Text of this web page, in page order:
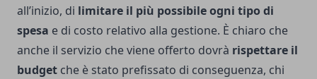
all’inizio, di limitare il più possibile ogni tipo di
spesa e di costo relativo alla gestione. È chiaro che
anche il servizio che viene offerto dovrà rispettare il
budget che è stato prefissato di conseguenza, chi